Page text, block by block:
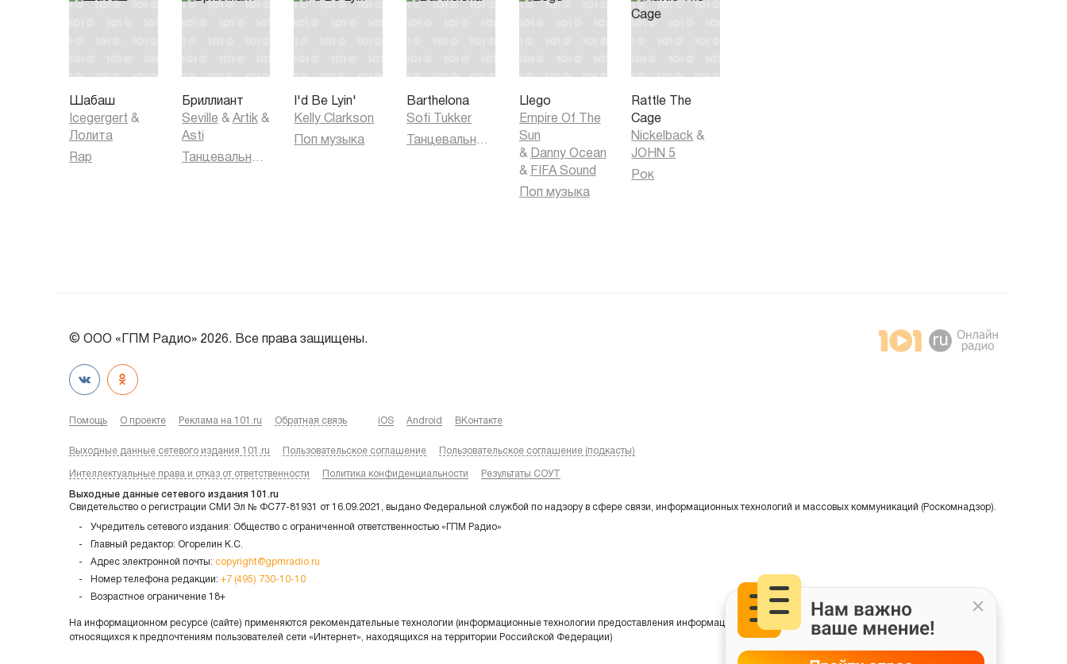
Шабаш
Icegergert &
Лолита
Rap
Бриллиант
Seville & Artik &
Asti
I'd Be Lyin'
Kelly Clarkson
Поп музыка
Barthelona
Sofi Tukker
Llego
Empire Of The
Sun
& Danny Ocean
& FIFA Sound
Поп музыка
Rattle The
Cage
Nickelback &
JOHN 5
Рок
© ООО «ГПМ Радио» 2026. Все права защищены.
Помощь О проекте Реклама на 101.ru Обратная связь iOS Android ВКонтакте
Выходные данные сетевого издания 101.ru Пользовательское соглашение Пользовательское соглашение (подкасты)
Интеллектуальные права и отказ от ответственности Политика конфиденциальности Результаты СОУТ
Выходные данные сетевого издания 101.ru
Свидетельство о регистрации СМИ Эл № ФС77-81931 от 16.09.2021, выдано Федеральной службой по надзору в сфере связи, информационных технологий и массовых коммуникаций (Роскомнадзор).
Учредитель сетевого издания: Общество с ограниченной ответственностью «ГПМ Радио»
Главный редактор: Огорелин К.С.
Адрес электронной почты: copyright@gpmradio.ru
Номер телефона редакции: +7 (495) 730-10-10
Возрастное ограничение 18+
На информационном ресурсе (сайте) применяются рекомендательные технологии (информационные технологии предоставления информации на основе сбора, систематизации и анализа сведений,
относящихся к предпочтениям пользователей сети «Интернет», находящихся на территории Российской Федерации)